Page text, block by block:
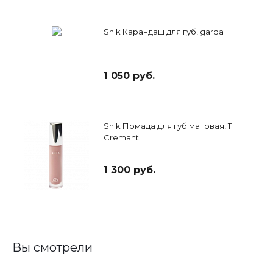
Shik Карандаш для губ, garda
1 050 руб.
Shik Помада для губ матовая, 11
Cremant
1 300 руб.
Вы смотрели